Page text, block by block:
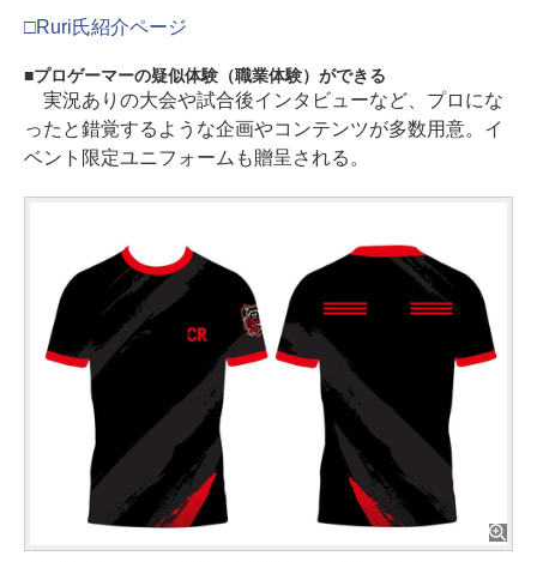
□Ruri氏紹介ページ
プロゲーマーの疑似体験（職業体験）ができる
実況ありの大会や試合後インタビューなど、プロにな
ったと錯覚するような企画やコンテンツが多数用意。イ
ベント限定ユニフォームも贈呈される。